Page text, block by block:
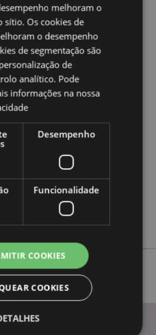
de comprar na Puckator?
para o cliente.
Largura 9.5cm Profundidade 2cm
120
melhoram o
sítio. Os cookies de
o desempenho
de segmentação são
de
analítico. Pode
informações na nossa
Desempenho
Funcionalidade
COOKIES
COOKIES